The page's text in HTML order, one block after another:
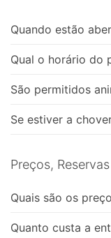
Quando estão
Qual o horário do
São permitidos
Se estiver a
Preços,
Quais são os
Quanto custa a